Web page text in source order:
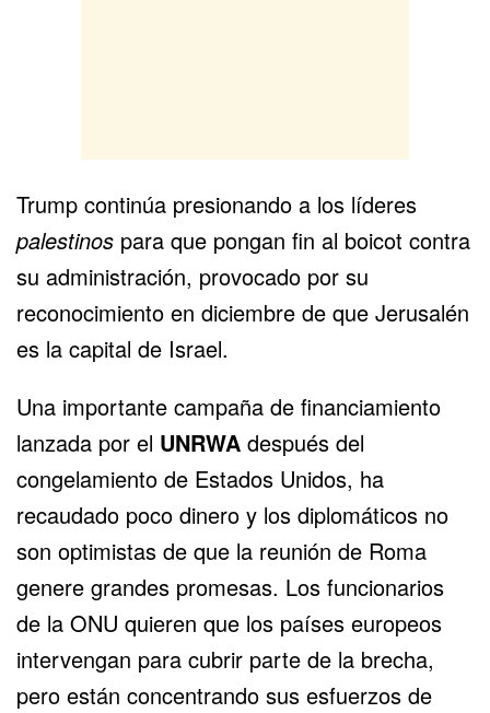
Trump continúa presionando a los líderes
palestinos para que pongan fin al boicot contra
su administración, provocado por su
reconocimiento en diciembre de que Jerusalén
es la capital de Israel.
Una importante campaña de financiamiento
lanzada por el UNRWA después del
congelamiento de Estados Unidos, ha
recaudado poco dinero y los diplomáticos no
son optimistas de que la reunión de Roma
genere grandes promesas. Los funcionarios
de la ONU quieren que los países europeos
intervengan para cubrir parte de la brecha,
pero están concentrando sus esfuerzos de